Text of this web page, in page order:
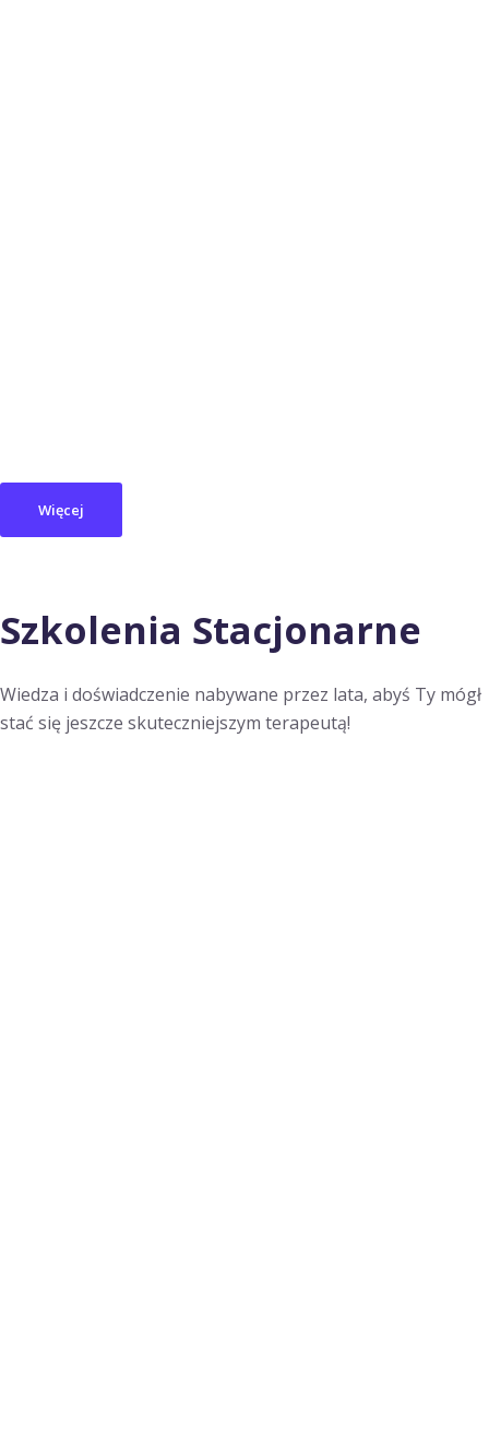
Więcej
Szkolenia Stacjonarne
Wiedza i doświadczenie nabywane przez lata, abyś Ty mógł
stać się jeszcze skuteczniejszym terapeutą!